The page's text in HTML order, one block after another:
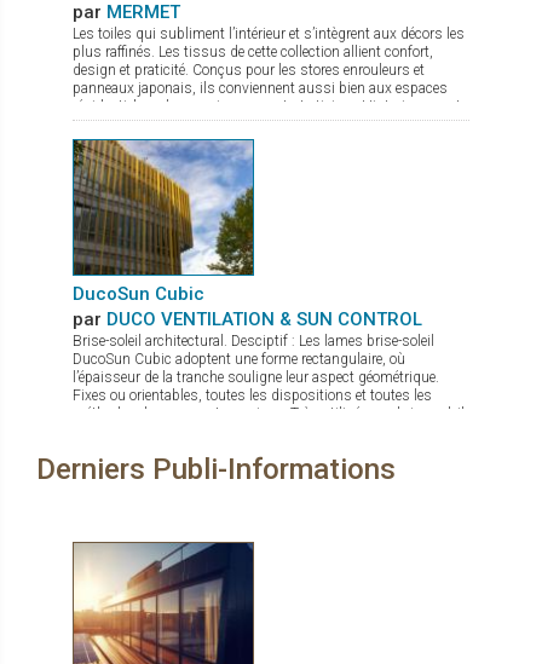
par MERMET
Les toiles qui subliment l’intérieur et s’intègrent aux décors les
plus raffinés. Les tissus de cette collection allient confort,
design et praticité. Conçus pour les stores enrouleurs et
panneaux japonais, ils conviennent aussi bien aux espaces
résidentiels qu’aux environnements tertiaires. Historiquement
reconnue pour ses textiles techniques offrant contrôle
thermique, gestion de la lumière et intimité, Mermet enrichit
son offre avec la gamme Decorative, qui associe esthétique
soignée et performance. Panama Deco, Impressions, Abu
Dhabi, Oslo, Pentagrama et Riyadh offrent chacun un style
distinct, du naturel apaisant au jacquard affirmé. Cette gamme
propose ainsi bien plus que des solutions fonctionnelles : de
véritables inspirations pour sublimer les intérieurs.
DucoSun Cubic
par DUCO VENTILATION & SUN CONTROL
Brise-soleil architectural. Desciptif : Les lames brise-soleil
DucoSun Cubic adoptent une forme rectangulaire, où
l’épaisseur de la tranche souligne leur aspect géométrique.
Fixes ou orientables, toutes les dispositions et toutes les
méthodes de pose sont permises. Très utilisées en brise-soleil
Derniers Publi-Informations